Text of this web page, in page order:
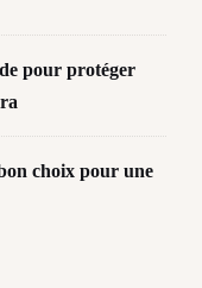
pour protéger
choix pour une